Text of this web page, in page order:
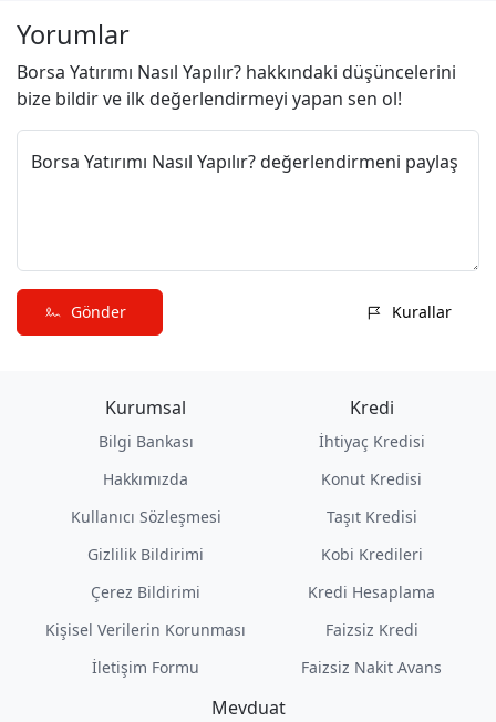
Yorumlar
Borsa Yatırımı Nasıl Yapılır? hakkındaki düşüncelerini
bize bildir ve ilk değerlendirmeyi yapan sen ol!
Borsa Yatırımı Nasıl Yapılır? değerlendirmeni paylaş
Gönder Kurallar
Kurumsal
Bilgi Bankası
Hakkımızda
Kullanıcı Sözleşmesi
Gizlilik Bildirimi
Çerez Bildirimi
Kişisel Verilerin Korunması
İletişim Formu
Kredi
İhtiyaç Kredisi
Konut Kredisi
Taşıt Kredisi
Kobi Kredileri
Kredi Hesaplama
Faizsiz Kredi
Faizsiz Nakit Avans
Mevduat